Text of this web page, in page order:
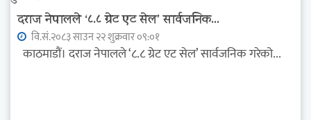
दराज नेपालले ‘८.८ ग्रेट एट सेल’ सार्वजनिक...
वि.सं.२०८३ साउन २२ शुक्रवार ०९:०१
काठमाडौं। दराज नेपालले ‘८.८ ग्रेट एट सेल’ सार्वजनिक गरेको...